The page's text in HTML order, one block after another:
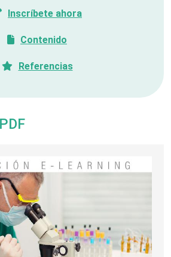
Inscríbete ahora
Contenido
Referencias